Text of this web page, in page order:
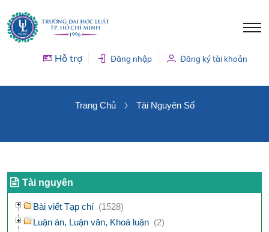
Hỗ trợ Đăng nhập Đăng ký tài khoản
Trang Chủ Tài Nguyên Số
Tài nguyên
Bài viết Tạp chí (1528)
Luận án, Luận văn, Khoá luận (2)